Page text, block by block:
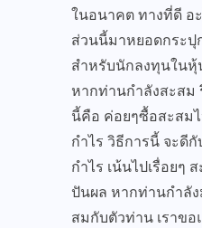
ในอนาคต ทางที่ดี อ
ส่วนนี้มาหยอดกระปุ
สำหรับนักลงทุนในหุ้
หากท่านกำลังสะสม
นี้คือ ค่อยๆซื้อสะสม
กำไร วิธีการนี้ จะดี
กำไร เน้นไปเรื่อยๆ
ปันผล หากท่านกำลั
สมกับตัวท่าน เราข